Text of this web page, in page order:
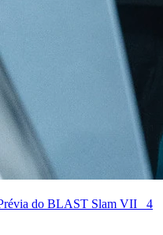
do BLAST Slam VII 4